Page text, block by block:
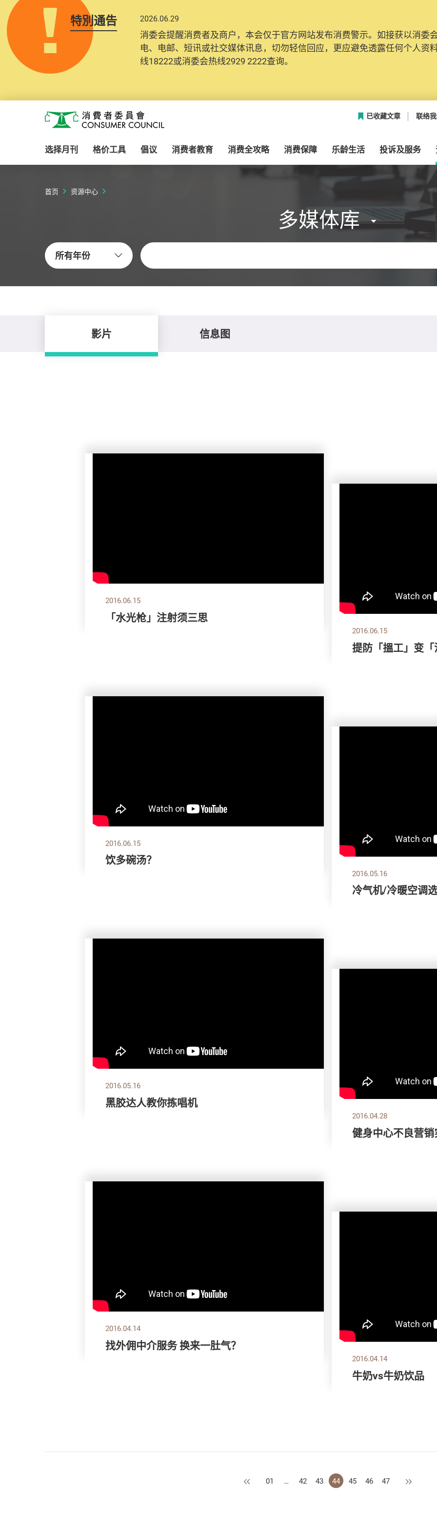
特別通告 2026.06.29
消委会提醒消费者及商户，本会仅于官方网站发布消费警示。如接获以消委
电、电邮、短讯或社交媒体讯息，切勿轻信回应，更应避免透露任何个人资
线18222或消委会热线2929 2222查询。
2025.10.31
为提升使用者体验及网络安全，本会的投诉处理系统已经进行升级及推出
消费者需要提供基本联络资料（包括姓名、电邮及电话）注册帐户，才可提
纪录将清晰整合于帐户中，方便日后作出跟进。
消费者委员会
已收藏文章 联络
选择月刊 格价工具 倡议 消费者教育 消费全攻略 消费保障 乐龄生活 投诉及服务
首页 资源中心
多媒体库
所有年份
关键字
影片 信息图
2016.06.15
「水光枪」注射须三思
2016.06.15
提防「搵工」变
2016.06.15
饮多碗汤？
2016.05.16
冷气机/冷暖空调
2016.05.16
黑胶达人教你拣唱机
2016.04.28
健身中心不良营销
2016.04.14
找外佣中介服务 换来一肚气？
2016.04.14
牛奶vs牛奶饮品
上一页
01 … 42 43 44 45 46 47 下一页